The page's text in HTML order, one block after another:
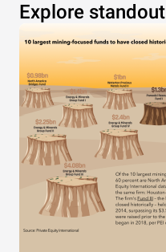
Explore